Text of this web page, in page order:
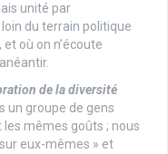
unité par
du terrain politique
et où on n’écoute
de la diversité
un groupe de gens
mêmes goûts ; nous
eux-mêmes » et